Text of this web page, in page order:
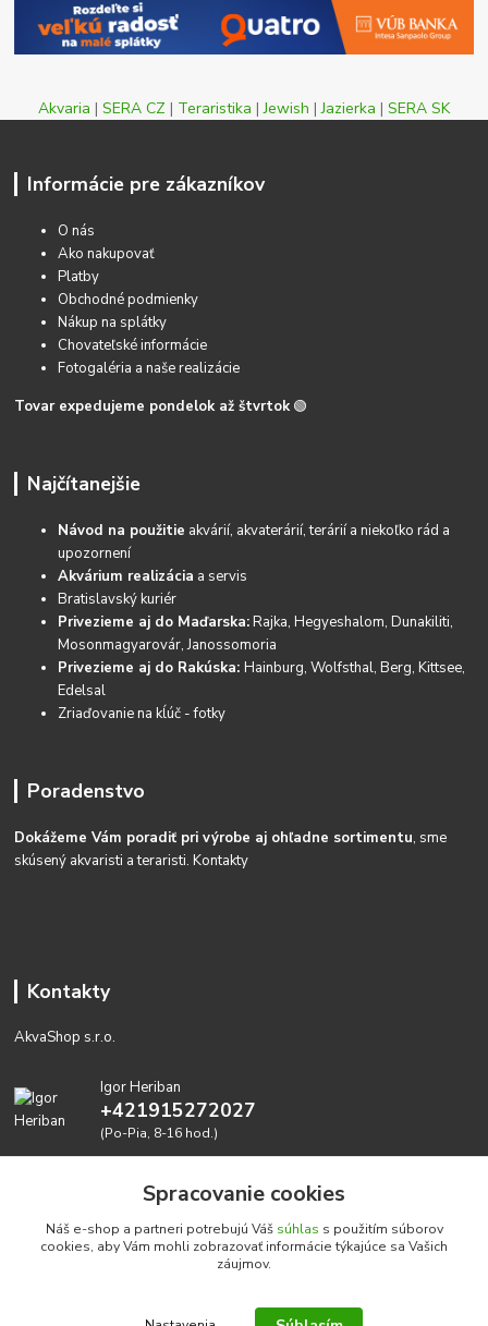
Akvaria | SERA CZ | Teraristika |Jewish |Jazierka | SERA SK
Informácie pre zákazníkov
O nás
Ako nakupovať
Platby
Obchodné podmienky
Nákup na splátky
Chovateľské informácie
Fotogaléria a naše realizácie
Tovar expedujeme pondelok až štvrtok 🟢
Najčítanejšie
Návod na použitie akvárií, akvaterárií, terárií a niekoľko rád a
upozornení
Akvárium realizácia a servis
Bratislavský kuriér
Privezieme aj do Maďarska:Rajka, Hegyeshalom, Dunakiliti,
Mosonmagyarovár, Janossomoria
Privezieme aj do Rakúska:Hainburg, Wolfsthal, Berg, Kittsee,
Edelsal
Zriaďovanie na kĺúč - fotky
Poradenstvo
Dokážeme Vám poradiť pri výrobe aj ohľadne sortimentu, sme
skúsený akvaristi a teraristi.Kontakty
Kontakty
AkvaShop s.r.o.
Igor Heriban
+421915272027
(Po-Pia, 8-16 hod.)
Spracovanie cookies
Náš e-shop a partneri potrebujú Váš súhlas s použitím súborov
cookies, aby Vám mohli zobrazovať informácie týkajúce sa Vašich
záujmov.